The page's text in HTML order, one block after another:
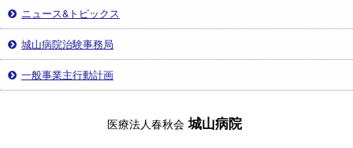
ニュース&トピックス
城山病院治験事務局
一般事業主行動計画
医療法人春秋会 城山病院